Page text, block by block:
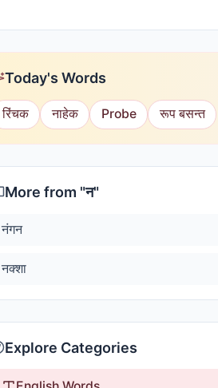
Today's Words
रिंचक नाहेक Probe रूप बसन्त
More from "न"
नंगन
नक्शा
Explore Categories